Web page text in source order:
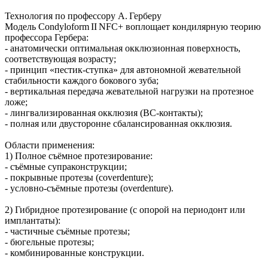
Технология по профессору А. Герберу
Модель Condyloform II NFC+ воплощает кондилярную теорию
профессора Гербера:
- анатомически оптимальная окклюзионная поверхность,
соответствующая возрасту;
- принцип «пестик‑ступка» для автономной жевательной
стабильности каждого бокового зуба;
- вертикальная передача жевательной нагрузки на протезное
ложе;
- лингвализированная окклюзия (BC‑контакты);
- полная или двусторонне сбалансированная окклюзия.
Области применения:
1) Полное съёмное протезирование:
- съёмные супраконструкции;
- покрывные протезы (coverdenture);
- условно‑съёмные протезы (overdenture).
2) Гибридное протезирование (с опорой на периодонт или
имплантаты):
- частичные съёмные протезы;
- бюгельные протезы;
- комбинированные конструкции.